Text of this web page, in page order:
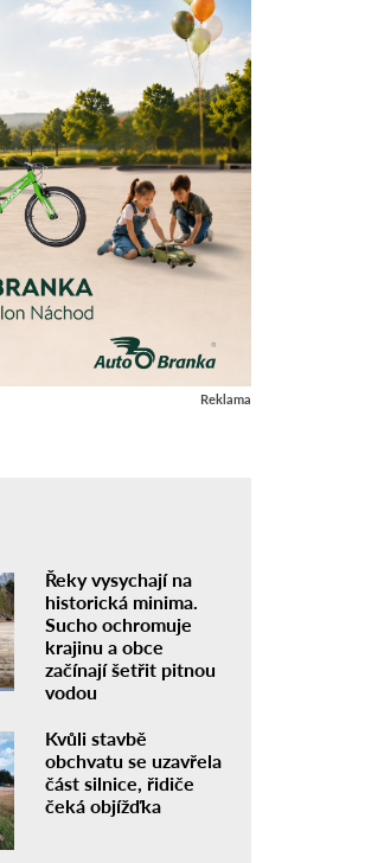
Reklama
Řeky vysychají na
historická minima.
Sucho ochromuje
krajinu a obce
začínají šetřit pitnou
vodou
Kvůli stavbě
obchvatu se uzavřela
část silnice, řidiče
čeká objížďka